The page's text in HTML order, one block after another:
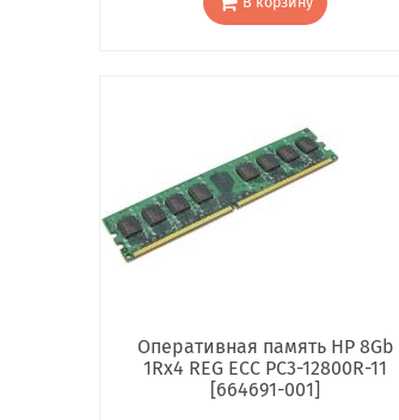
Оперативная память HP 8Gb
1Rx4 REG ECC PC3-12800R-11
[664691-001]